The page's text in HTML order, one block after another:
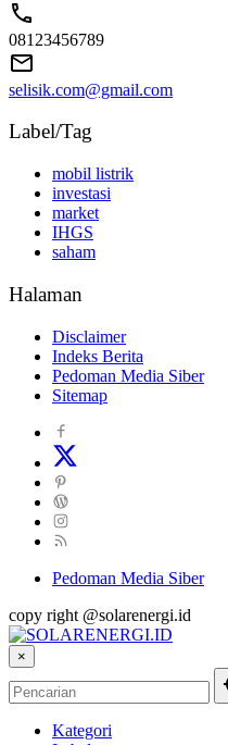
08123456789
selisik.com@gmail.com
Label/Tag
mobil listrik
investasi
market
IHGS
saham
Halaman
Disclaimer
Indeks Berita
Pedoman Media Siber
Sitemap
Pedoman Media Siber
copy right @solarenergi.id
×
Kategori